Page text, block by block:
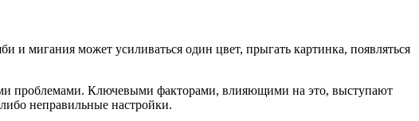
и мигания может усиливаться один цвет, прыгать картинка, появляться
проблемами. Ключевыми факторами, влияющими на это, выступают
неправильные настройки.